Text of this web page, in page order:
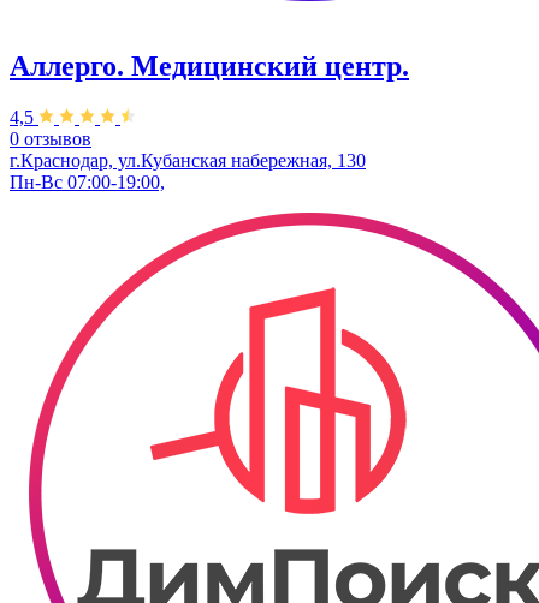
Аллерго. Медицинский центр.
4,5
0 отзывов
г.Краснодар, ул.​Кубанская набережная, 130
Пн-Вс 07:00-19:00,